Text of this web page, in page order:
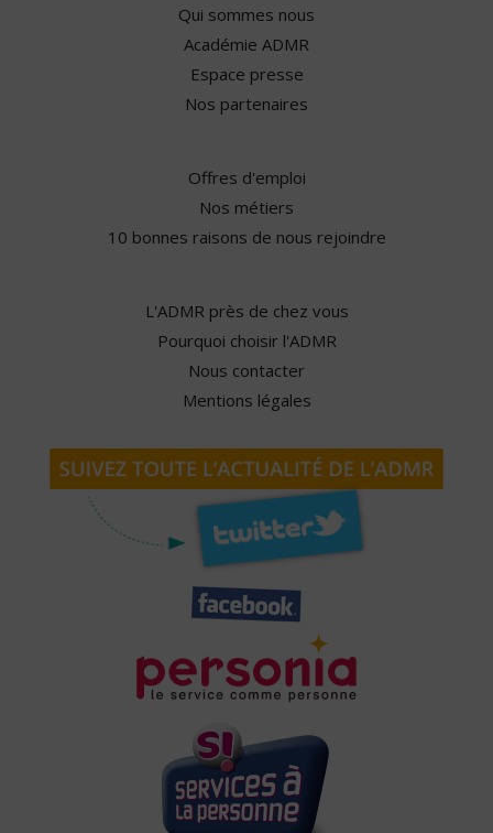
Qui sommes nous
Académie ADMR
Espace presse
Nos partenaires
Offres d'emploi
Nos métiers
10 bonnes raisons de nous rejoindre
L'ADMR près de chez vous
Pourquoi choisir l'ADMR
Nous contacter
Mentions légales